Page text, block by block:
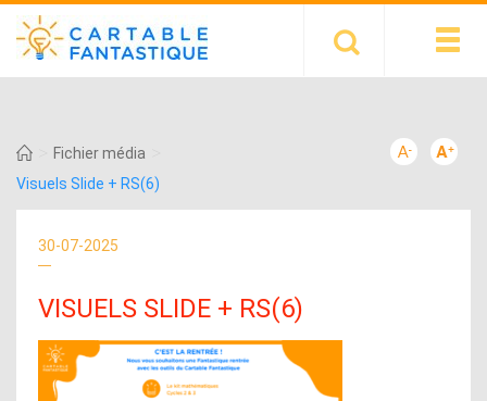
Fichier média
Visuels Slide + RS(6)
30-07-2025
VISUELS SLIDE + RS(6)